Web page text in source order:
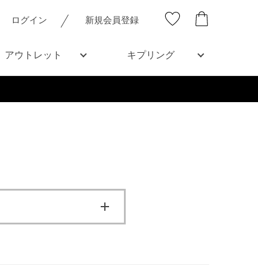
ログイン 新規会員登録
アウトレット キプリング